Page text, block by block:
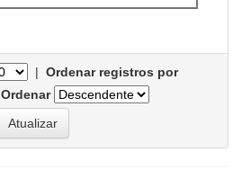
| Ordenar registros por
Ordenar